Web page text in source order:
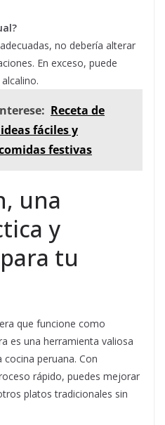
no debería alterar
En exceso, puede
Receta de
fáciles y
festivas
una
y
tu
que funcione como
es una herramienta valiosa
peruana. Con
rápido, puedes mejorar
platos tradicionales sin